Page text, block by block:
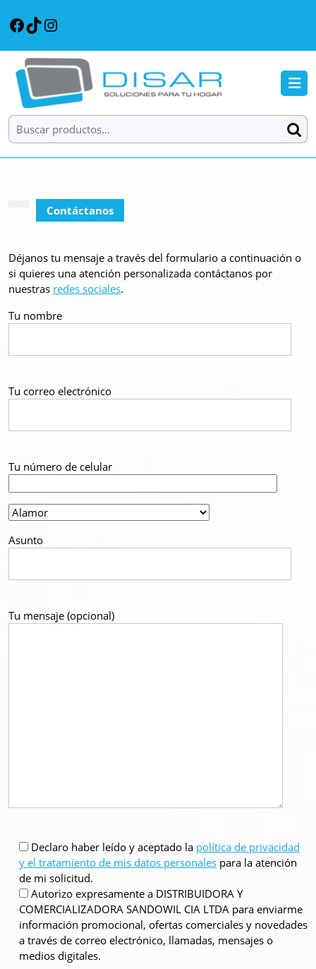
Contáctanos
Déjanos tu mensaje a través del formulario a continuación o
si quieres una atención personalizada contáctanos por
nuestras redes sociales.
Tu nombre
Tu correo electrónico
Tu número de celular
Asunto
Tu mensaje (opcional)
Declaro haber leído y aceptado la política de privacidad
y el tratamiento de mis datos personales para la atención
de mi solicitud.
Autorizo expresamente a DISTRIBUIDORA Y
COMERCIALIZADORA SANDOWIL CIA LTDA para enviarme
información promocional, ofertas comerciales y novedades
a través de correo electrónico, llamadas, mensajes o
medios digitales.